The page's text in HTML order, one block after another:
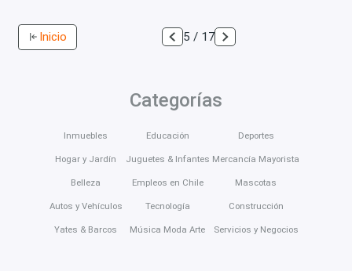
Inicio 5 / 17
Categorías
Inmuebles
Hogar y Jardín
Belleza
Autos y Vehículos
Yates & Barcos
Educación
Juguetes & Infantes
Empleos en Chile
Tecnología
Música Moda Arte
Deportes
Mercancía Mayorista
Mascotas
Construcción
Servicios y Negocios